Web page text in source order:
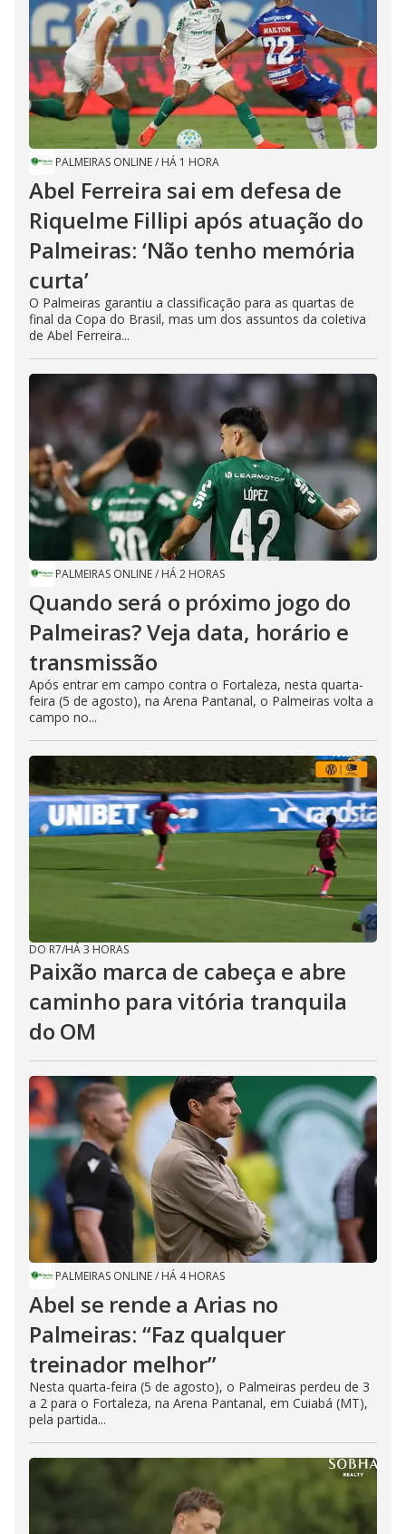
PALMEIRAS ONLINE/ HÁ 1 HORA
Abel Ferreira sai em defesa de
Riquelme Fillipi após atuação do
Palmeiras: ‘Não tenho memória
curta’
O Palmeiras garantiu a classificação para as quartas de
final da Copa do Brasil, mas um dos assuntos da coletiva
de Abel Ferreira...
PALMEIRAS ONLINE/ HÁ 2 HORAS
Quando será o próximo jogo do
Palmeiras? Veja data, horário e
transmissão
Após entrar em campo contra o Fortaleza, nesta quarta-
feira (5 de agosto), na Arena Pantanal, o Palmeiras volta a
campo no...
DO R7/HÁ 3 HORAS
Paixão marca de cabeça e abre
caminho para vitória tranquila
do OM
PALMEIRAS ONLINE/ HÁ 4 HORAS
Abel se rende a Arias no
Palmeiras: “Faz qualquer
treinador melhor”
Nesta quarta-feira (5 de agosto), o Palmeiras perdeu de 3
a 2 para o Fortaleza, na Arena Pantanal, em Cuiabá (MT),
pela partida...